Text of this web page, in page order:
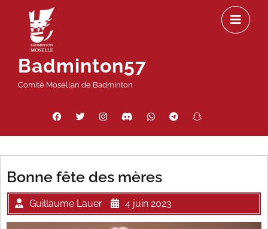
contenu
Badminton57
Comité Mosellan de Badminton
Facebook
Twitter InstagramDiscordWhatsAppTelegram
Bonne fête des mères
Guillaume Lauer 4 juin 2023